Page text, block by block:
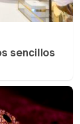
sencillos